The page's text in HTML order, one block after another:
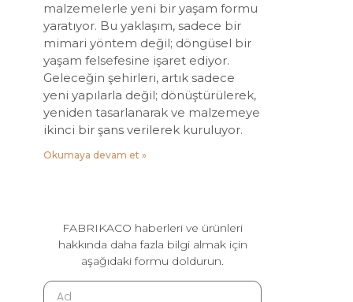
malzemelerle yeni bir yaşam formu
yaratıyor. Bu yaklaşım, sadece bir
mimari yöntem değil; döngüsel bir
yaşam felsefesine işaret ediyor.
Geleceğin şehirleri, artık sadece
yeni yapılarla değil; dönüştürülerek,
yeniden tasarlanarak ve malzemeye
ikinci bir şans verilerek kuruluyor.
Okumaya devam et »
FABRIKACO haberleri ve ürünleri
hakkında daha fazla bilgi almak için
aşağıdaki formu doldurun.